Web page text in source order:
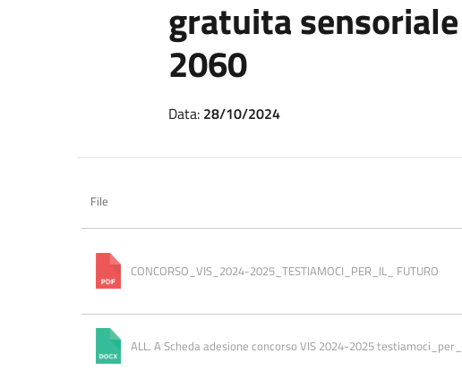
gratuita
2060
Data: 28/10/2024
File
CONCORSO_VIS_2024-2025_TESTIAMOCI_PER_IL_ FUTURO
ALL. A Scheda adesione concorso VIS 2024-2025